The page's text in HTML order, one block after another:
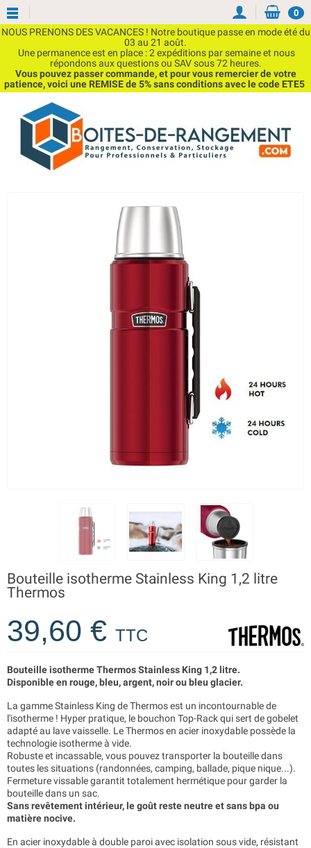
NOUS PRENONS DES VACANCES ! Notre boutique passe en mode été du
03 au 21 août.
Une permanence est en place : 2 expéditions par semaine et nous
répondons aux questions ou SAV sous 72 heures.
Vous pouvez passer commande, et pour vous remercier de votre
patience, voici une REMISE de 5% sans conditions avec le code ETE5
0
Bouteille isotherme Stainless King 1,2 litre
Thermos
39,60 € TTC
Bouteille isotherme Thermos Stainless King 1,2 litre.
Disponible en rouge, bleu, argent, noir ou bleu glacier.
La gamme Stainless King de Thermos est un incontournable de
l'isotherme ! Hyper pratique, le bouchon Top-Rack qui sert de gobelet
adapté au lave vaisselle. Le Thermos en acier inoxydable possède la
technologie isotherme à vide.
Robuste et incassable, vous pouvez transporter la bouteille dans
toutes les situations (randonnées, camping, ballade, pique nique...).
Fermeture vissable garantit totalement hermétique pour garder la
bouteille dans un sac.
Sans revêtement intérieur, le goût reste neutre et sans bpa ou
matière nocive.
En acier inoxydable à double paroi avec isolation sous vide, résistant